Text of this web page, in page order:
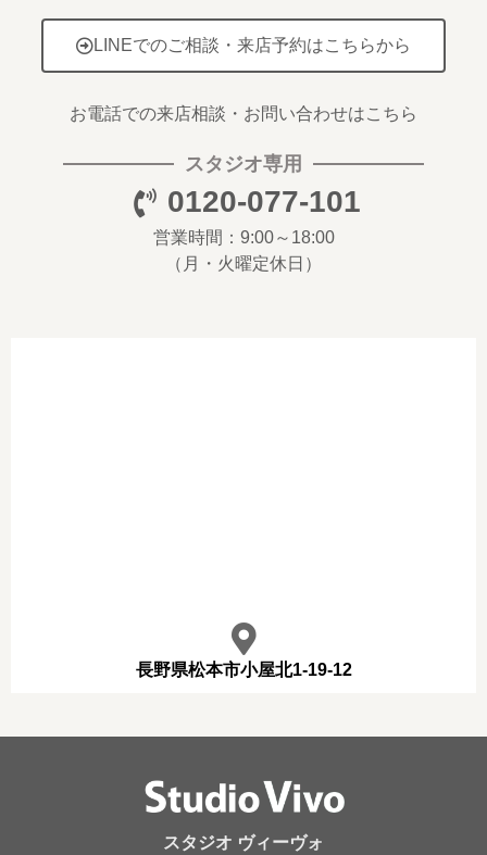
LINEでのご相談・来店予約はこちらから
お電話での来店相談・お問い合わせはこちら
スタジオ専用
0120-077-101
営業時間：9:00～18:00
（月・火曜定休日）
長野県松本市小屋北1-19-12
スタジオ ヴィーヴォ